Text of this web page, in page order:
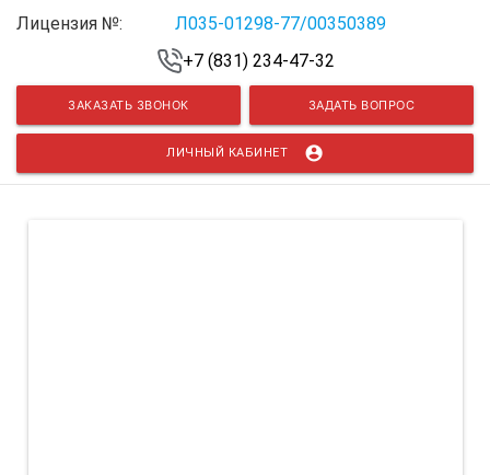
Лицензия №:
Л035-01298-77/00350389
+7 (831) 234-47-32
ЗАКАЗАТЬ ЗВОНОК ЗАДАТЬ ВОПРОС
ЛИЧНЫЙ КАБИНЕТ account_circle